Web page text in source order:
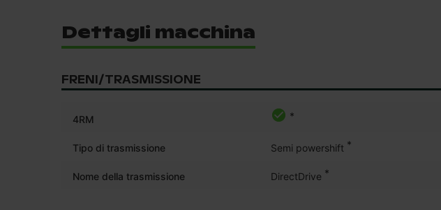
Dettagli macchina
FRENI/TRASMISSIONE
4RM *
Tipo di trasmissione Semi powershift *
Nome della trasmissione DirectDrive *